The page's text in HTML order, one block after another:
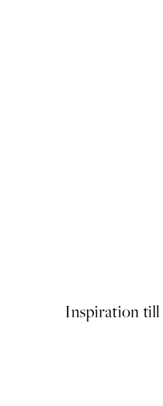
Inspiration till